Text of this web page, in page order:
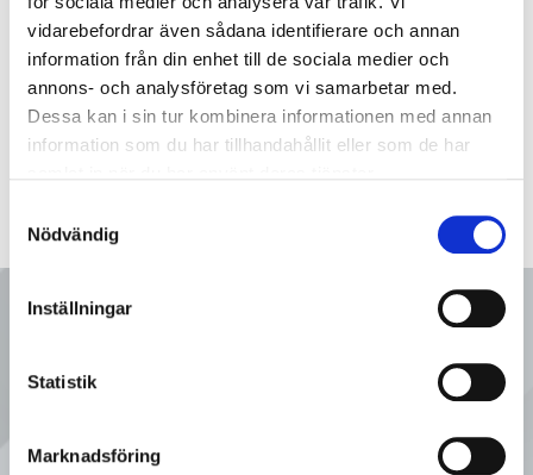
vidarebefordrar även sådana identifierare och annan
information från din enhet till de sociala medier och
annons- och analysföretag som vi samarbetar med.
Dessa kan i sin tur kombinera informationen med annan
information som du har tillhandahållit eller som de har
Nödvändig
Inställningar
Statistik
Marknadsföring
0965-25.0X20S Klämkoppling 90° 25x¾''
Ring oss
08 - 92 80 80